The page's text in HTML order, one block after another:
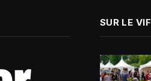
SUR LE VIF